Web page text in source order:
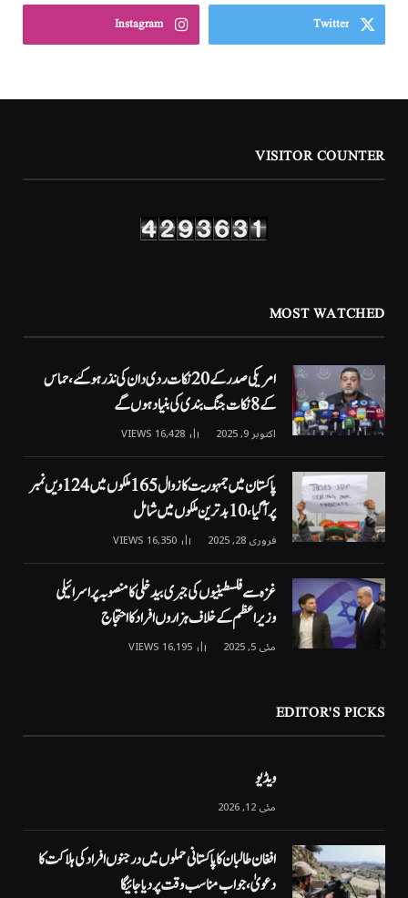
Twitter
Instagram
VISITOR COUNTER
MOST WATCHED
امریکی صدر کے 20 نکات ردی دان کی نذر ہوگئے، حماس
کے 8 نکات جنگ بندی کی بنیاد ہوں گے
اکتوبر 9, 2025 16,428
VIEWS
پاکستان میں جمہوریت کا زوال 165 ملکوں میں 124ویں نمبر
پر آگیا، 10 بدترین ملکوں میں شامل
فروری 28, 2025 16,350
VIEWS
غزہ سے فلسطینیوں کی جبری بیدخلی کا منصوبہ پر اسرائیلی
وزیراعظم کے خلاف ہزاروں افراد کا احتجاج
مئی 5, 2025 16,195
VIEWS
EDITOR'S PICKS
ویڈیو
مئی 12, 2026
افغان طالبان کا پاکستانی حملوں میں درجنوں افراد کی ہلاکت کا
دعویٰ، جواب مناسب وقت پر دیا جائیگا